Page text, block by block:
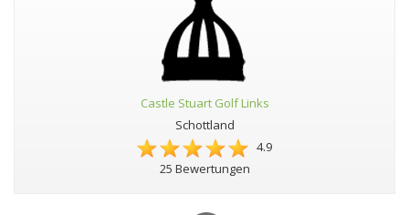
Castle Stuart Golf Links
Schottland
4.9
25 Bewertungen